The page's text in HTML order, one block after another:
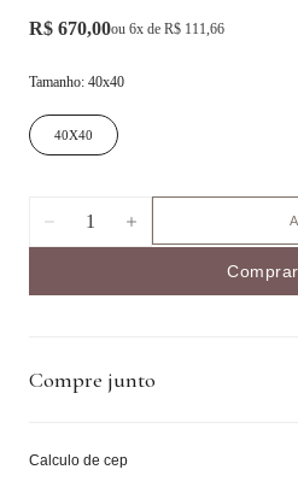
R$ 670,00ou 6x de R$ 111,66
Tamanho: 40x40
40X40
1
Compre junto
Calculo de cep